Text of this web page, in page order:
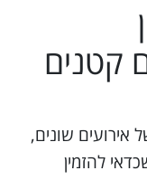
קטנים
אירועים שונים,
להזמין